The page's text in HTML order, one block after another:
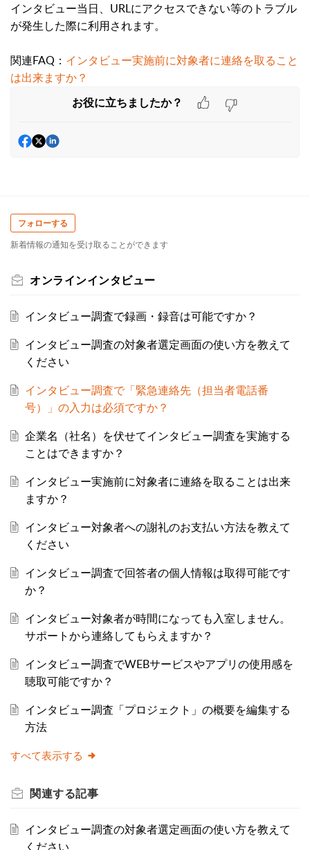
インタビュー当日、URLにアクセスできない等のトラブル
が発生した際に利用されます。
関連FAQ： インタビュー実施前に対象者に連絡を取ること
は出来ますか？
お役に立ちましたか？
フォローする
新着情報の通知を受け取ることができます
オンラインインタビュー
インタビュー調査で録画・録音は可能ですか？
インタビュー調査の対象者選定画面の使い方を教えて
ください
インタビュー調査で「緊急連絡先（担当者電話番
号）」の入力は必須ですか？
企業名（社名）を伏せてインタビュー調査を実施する
ことはできますか？
インタビュー実施前に対象者に連絡を取ることは出来
ますか？
インタビュー対象者への謝礼のお支払い方法を教えて
ください
インタビュー調査で回答者の個人情報は取得可能です
か？
インタビュー対象者が時間になっても入室しません。
サポートから連絡してもらえますか？
インタビュー調査でWEBサービスやアプリの使用感を
聴取可能ですか？
インタビュー調査「プロジェクト」の概要を編集する
方法
すべて表示する
関連する記事
インタビュー調査の対象者選定画面の使い方を教えて
ください